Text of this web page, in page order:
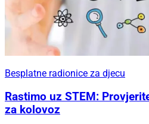
Besplatne radionice za djecu
Rastimo uz STEM:
za kolovoz